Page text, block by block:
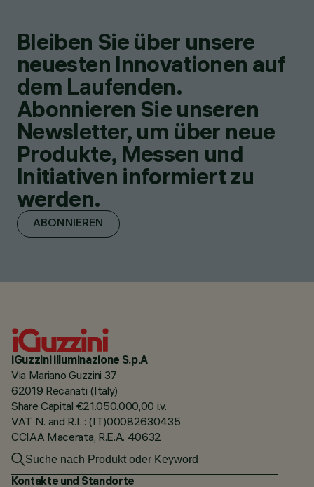
Bleiben Sie über unsere
neuesten Innovationen auf
dem Laufenden.
Abonnieren Sie unseren
Newsletter, um über neue
Produkte, Messen und
Initiativen informiert zu
werden.
ABONNIEREN
iGuzzini illuminazione S.p.A
Via Mariano Guzzini 37
62019 Recanati (Italy)
Share Capital €21.050.000,00 i.v.
VAT N. and R.I. : (IT)00082630435
CCIAA Macerata, R.E.A. 40632
Kontakte und Standorte